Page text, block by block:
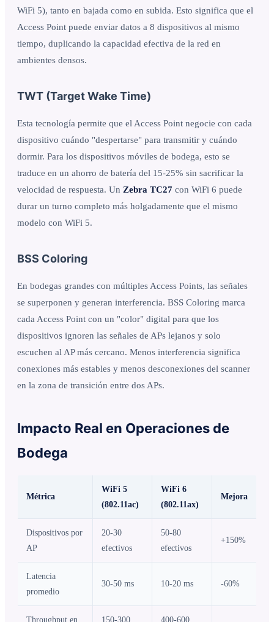
WiFi 5), tanto en bajada como en subida. Esto significa que el
Access Point puede enviar datos a 8 dispositivos al mismo
tiempo, duplicando la capacidad efectiva de la red en
ambientes densos.
TWT (Target Wake Time)
Esta tecnología permite que el Access Point negocie con cada
dispositivo cuándo "despertarse" para transmitir y cuándo
dormir. Para los dispositivos móviles de bodega, esto se
traduce en un ahorro de batería del 15-25% sin sacrificar la
velocidad de respuesta. Un Zebra TC27 con WiFi 6 puede
durar un turno completo más holgadamente que el mismo
modelo con WiFi 5.
BSS Coloring
En bodegas grandes con múltiples Access Points, las señales
se superponen y generan interferencia. BSS Coloring marca
cada Access Point con un "color" digital para que los
dispositivos ignoren las señales de APs lejanos y solo
escuchen al AP más cercano. Menos interferencia significa
conexiones más estables y menos desconexiones del scanner
en la zona de transición entre dos APs.
Impacto Real en Operaciones de
Bodega
Métrica
WiFi 5
(802.11ac)
WiFi 6
(802.11ax)
Mejora
Dispositivos por
AP
20-30
efectivos
50-80
efectivos
+150%
Latencia
promedio
30-50 ms 10-20 ms -60%
Throughput en 150-300 400-600